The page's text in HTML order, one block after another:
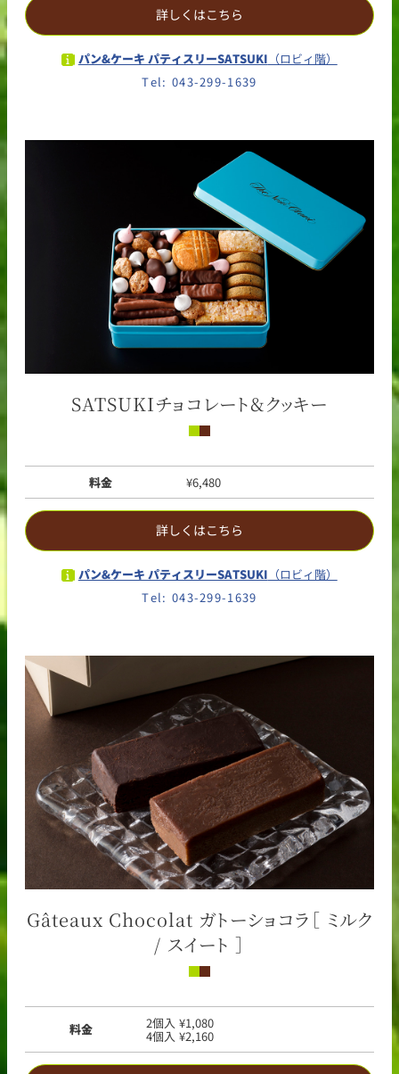
詳しくはこちら
パン&ケーキ パティスリーSATSUKI （ロビィ階）
Tel: 043-299-1639
SATSUKIチョコレート&クッキー
料金 ¥6,480
詳しくはこちら
パン&ケーキ パティスリーSATSUKI （ロビィ階）
Tel: 043-299-1639
Gâteaux Chocolat ガトーショコラ［ ミルク
/ スイート ］
料金 2個入 ¥1,080
4個入 ¥2,160